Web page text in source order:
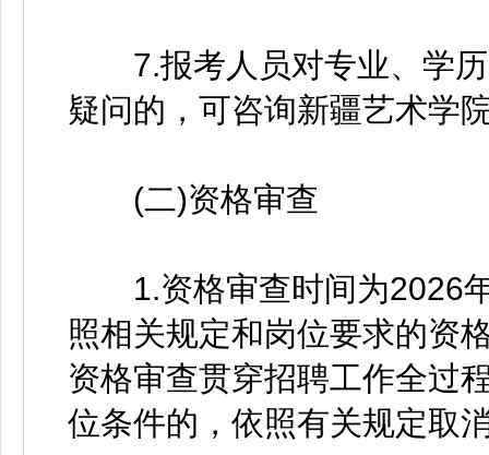
7.报考人员对专业、学历
疑问的，可咨询新疆艺术学
(二)资格审查
1.资格审查时间为2026年
照相关规定和岗位要求的资
资格审查贯穿招聘工作全过
位条件的，依照有关规定取